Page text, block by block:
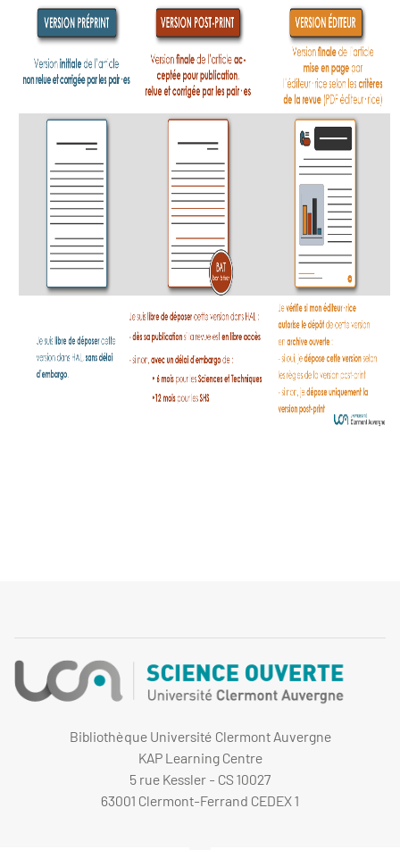
Bibliothèque Université Clermont Auvergne
KAP Learning Centre
5 rue Kessler - CS 10027
63001 Clermont-Ferrand CEDEX 1